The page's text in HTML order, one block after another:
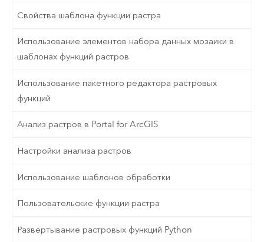
Свойства шаблона функции растра
Использование элементов набора данных мозаики в
шаблонах функций растров
Использование пакетного редактора растровых
функций
Анализ растров в Portal for ArcGIS
Настройки анализа растров
Использование шаблонов обработки
Пользовательские функции растра
Развертывание растровых функций Python